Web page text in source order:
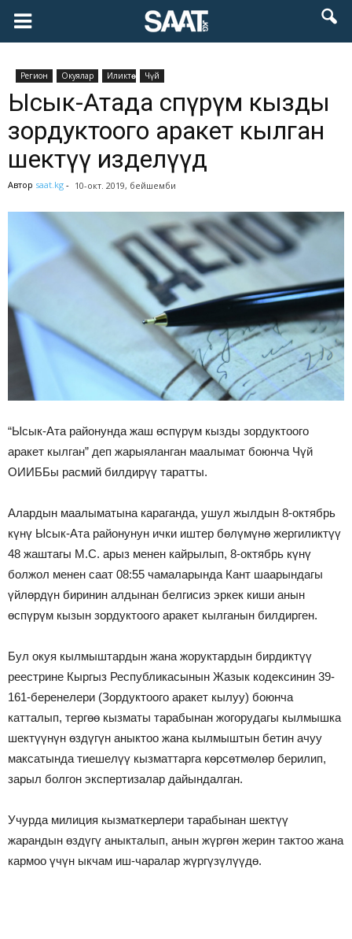
Pегион Окуялар Иликтөө Чүй
Ысык-Атада өспүрүм кызды
зордуктоого аракет кылган
шектүү изделүүдө
Автор saat.kg - 10-окт. 2019, бейшемби
“Ысык-Ата районунда жаш өспүрүм кызды зордуктоого
аракет кылган” деп жарыяланган маалымат боюнча Чүй
ОИИББы расмий билдирүү таратты.
Алардын маалыматына караганда, ушул жылдын 8-октябрь
күнү Ысык-Ата районунун ички иштер бөлүмүнө жергиликтүү
48 жаштагы М.С. арыз менен кайрылып, 8-октябрь күнү
болжол менен саат 08:55 чамаларында Кант шаарындагы
үйлөрдүн биринин алдынан белгисиз эркек киши анын
өспүрүм кызын зордуктоого аракет кылганын билдирген.
Бул окуя кылмыштардын жана жоруктардын бирдиктүү
реестрине Кыргыз Республикасынын Жазык кодексинин 39-
161-беренелери (Зордуктоого аракет кылуу) боюнча
катталып, тергөө кызматы тарабынан жогорудагы кылмышка
шектүүнүн өздүгүн аныктоо жана кылмыштын бетин ачуу
максатында тиешелүү кызматтарга көрсөтмөлөр берилип,
зарыл болгон экспертизалар дайындалган.
Учурда милиция кызматкерлери тарабынан шектүү
жарандын өздүгү аныкталып, анын жүргөн жерин тактоо жана
кармоо үчүн ыкчам иш-чаралар жүргүзүлүүдө.